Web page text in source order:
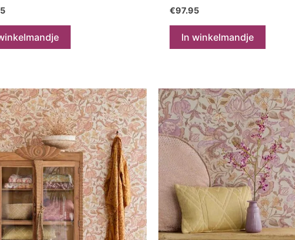
€97.95
In winkelmandje